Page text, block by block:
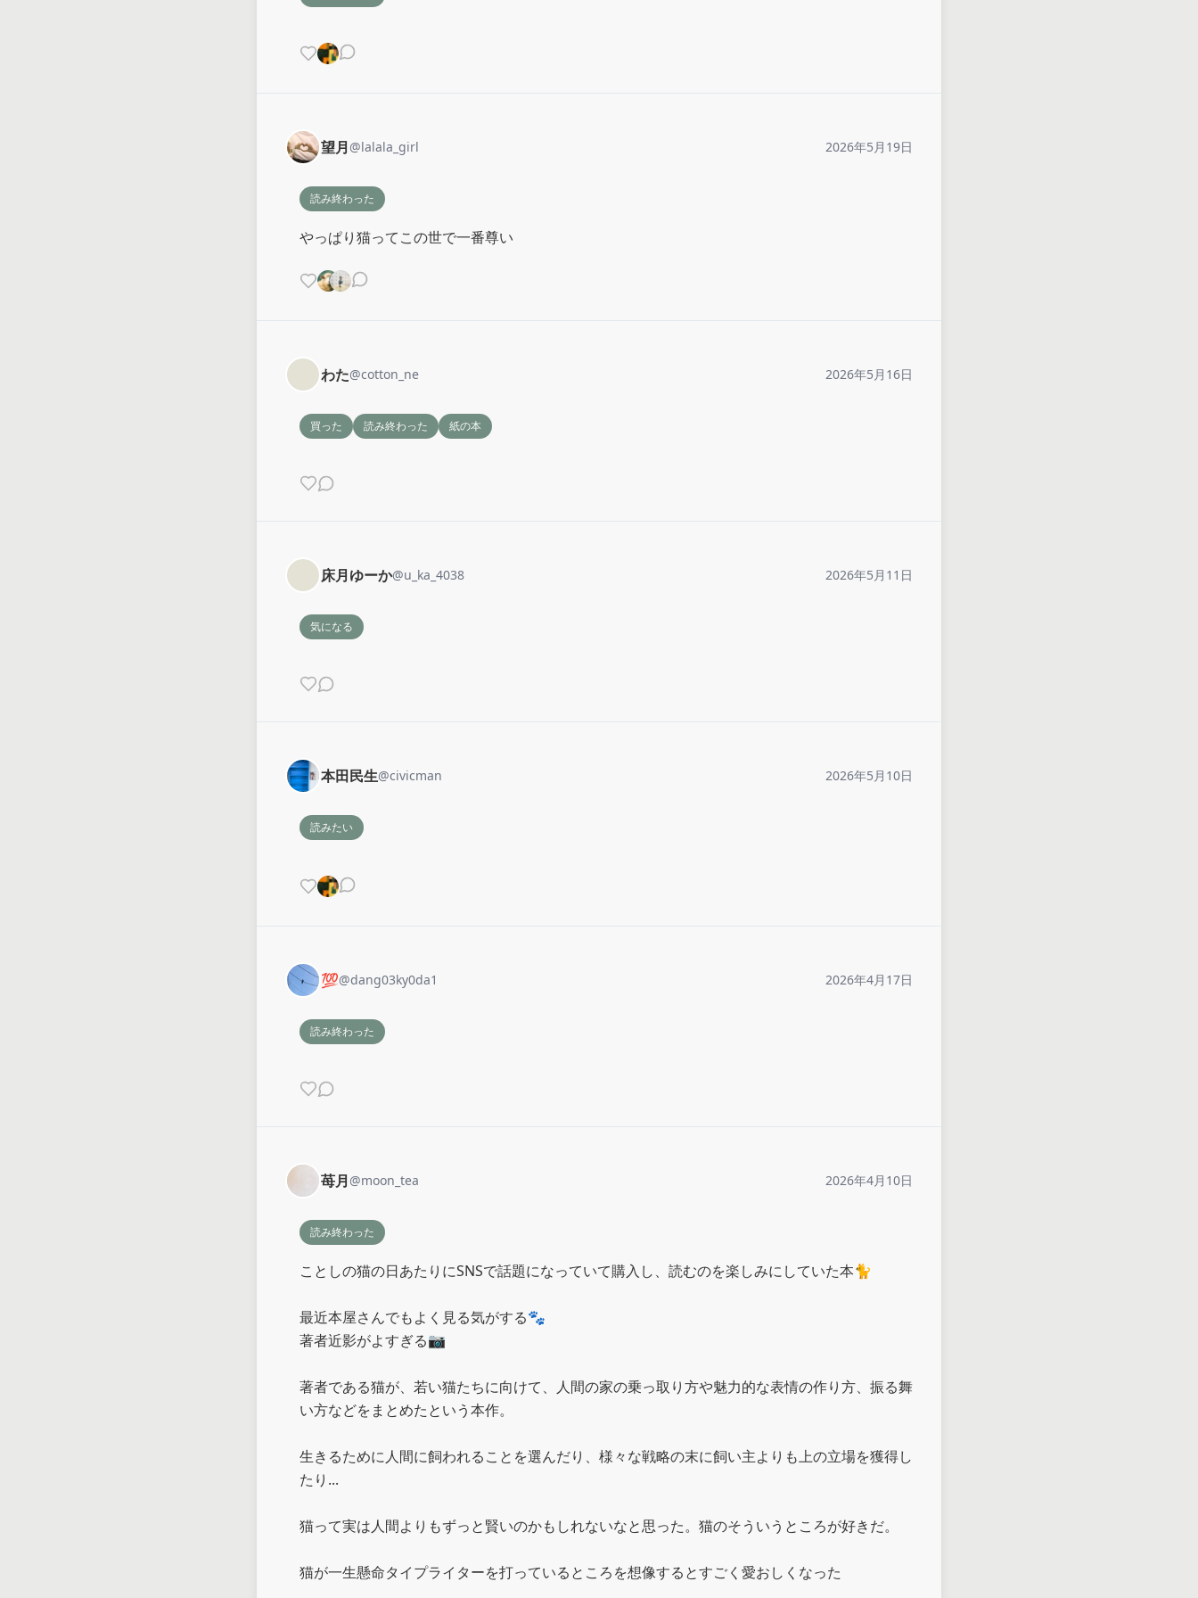
望月 @lalala_girl 2026年5月19日
読み終わった
やっぱり猫ってこの世で一番尊い
わた@cotton_ne 2026年5月16日
買った 読み終わった 紙の本
床月ゆーか@u_ka_4038 2026年5月11日
気になる
本田民生@civicman 2026年5月10日
読みたい
💯@dang03ky0da1 2026年4月17日
読み終わった
苺月 @moon_tea 2026年4月10日
読み終わった
ことしの猫の日あたりにSNSで話題になっていて購入し、読むのを楽しみにしていた本🐈
最近本屋さんでもよく見る気がする🐾
著者近影がよすぎる📷
著者である猫が、若い猫たちに向けて、人間の家の乗っ取り方や魅力的な表情の作り方、振る舞
い方などをまとめたという本作。
生きるために人間に飼われることを選んだり、様々な戦略の末に飼い主よりも上の立場を獲得し
たり...
猫って実は人間よりもずっと賢いのかもしれないなと思った。猫のそういうところが好きだ。
猫が一生懸命タイプライターを打っているところを想像するとすごく愛おしくなった